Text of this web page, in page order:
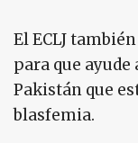
El ECLJ
para que
Pakistán que
blasfemia.